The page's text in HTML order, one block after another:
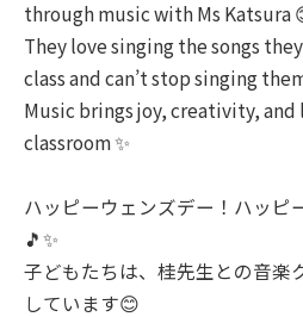
through music with Ms Katsura
They love singing the songs
class and can’t stop singing
Music brings joy, creativity,
classroom ✨
ハッピーウェンズデー！ハッピ
🎵✨
子どもたちは、桂先生との音楽
しています😊